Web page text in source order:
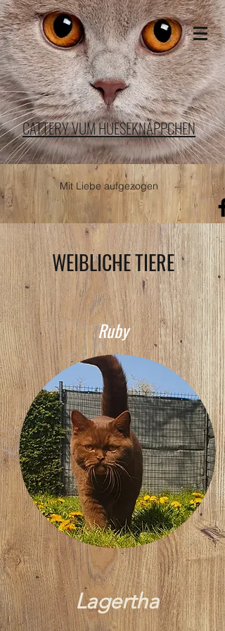
CATTERY VUM HUESEKNÄPPCHEN
Mit Liebe aufgezogen
WEIBLICHE TIERE
Ruby
Lagertha